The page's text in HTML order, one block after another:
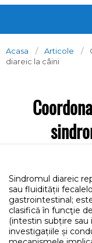
Acasa Articole
diareic la câini
Sindromul diareic
sau fluidității
gastrointestinal;
clasifică în funcţie
(intestin subțire
investigațiile și